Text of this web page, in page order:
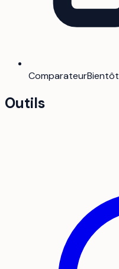
ComparateurBientôt
Outils